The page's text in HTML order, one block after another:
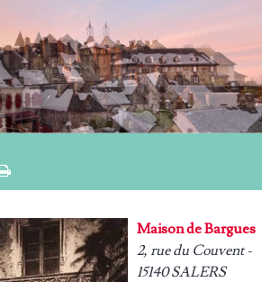
Maison de Bargues
2, rue du Couvent -
15140 SALERS